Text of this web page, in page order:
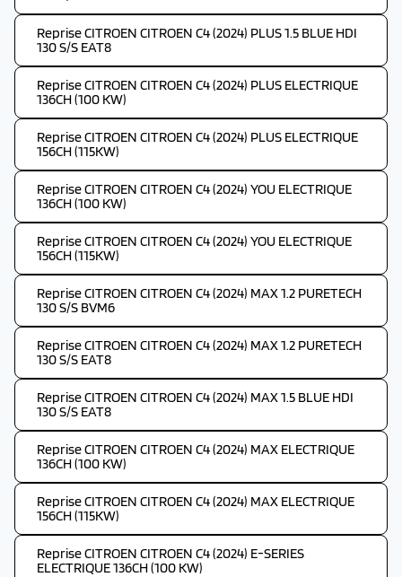
Reprise CITROEN CITROEN C4 (2024) PLUS 1.5 BLUE HDI
130 S/S EAT8
Reprise CITROEN CITROEN C4 (2024) PLUS ELECTRIQUE
136CH (100 KW)
Reprise CITROEN CITROEN C4 (2024) PLUS ELECTRIQUE
156CH (115KW)
Reprise CITROEN CITROEN C4 (2024) YOU ELECTRIQUE
136CH (100 KW)
Reprise CITROEN CITROEN C4 (2024) YOU ELECTRIQUE
156CH (115KW)
Reprise CITROEN CITROEN C4 (2024) MAX 1.2 PURETECH
130 S/S BVM6
Reprise CITROEN CITROEN C4 (2024) MAX 1.2 PURETECH
130 S/S EAT8
Reprise CITROEN CITROEN C4 (2024) MAX 1.5 BLUE HDI
130 S/S EAT8
Reprise CITROEN CITROEN C4 (2024) MAX ELECTRIQUE
136CH (100 KW)
Reprise CITROEN CITROEN C4 (2024) MAX ELECTRIQUE
156CH (115KW)
Reprise CITROEN CITROEN C4 (2024) E-SERIES
ELECTRIQUE 136CH (100 KW)